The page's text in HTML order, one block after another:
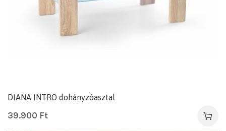
DIANA INTRO dohányzóasztal
39.900 Ft